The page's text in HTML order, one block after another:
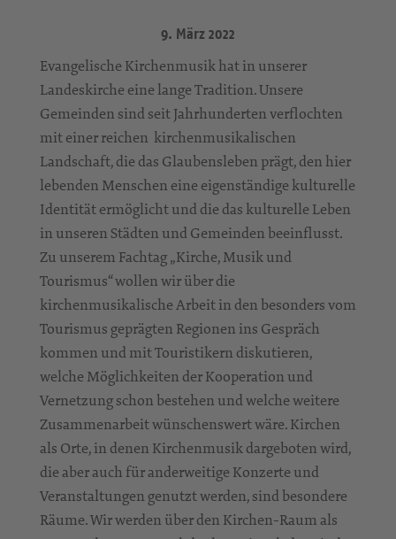
9. März 2022
Evangelische Kirchenmusik hat in unserer
Landeskirche eine lange Tradition. Unsere
Gemeinden sind seit Jahrhunderten verflochten
mit einer reichen kirchenmusikalischen
Landschaft, die das Glaubensleben prägt, den hier
lebenden Menschen eine eigenständige kulturelle
Identität ermöglicht und die das kulturelle Leben
in unseren Städten und Gemeinden beeinflusst.
Zu unserem Fachtag „Kirche, Musik und
Tourismus“ wollen wir über die
kirchenmusikalische Arbeit in den besonders vom
Tourismus geprägten Regionen ins Gespräch
kommen und mit Touristikern diskutieren,
welche Möglichkeiten der Kooperation und
Vernetzung schon bestehen und welche weitere
Zusammenarbeit wünschenswert wäre. Kirchen
als Orte, in denen Kirchenmusik dargeboten wird,
die aber auch für anderweitige Konzerte und
Veranstaltungen genutzt werden, sind besondere
Räume. Wir werden über den Kirchen-Raum als